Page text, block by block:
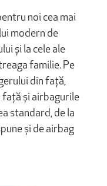
noi cea mai
modern de
și la cele ale
familie. Pe
din față,
față și airbagurile
standard, de la
și de airbag